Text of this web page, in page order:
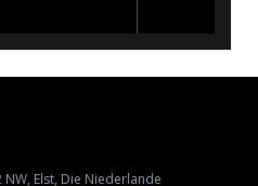
NW, Elst, Die Niederlande